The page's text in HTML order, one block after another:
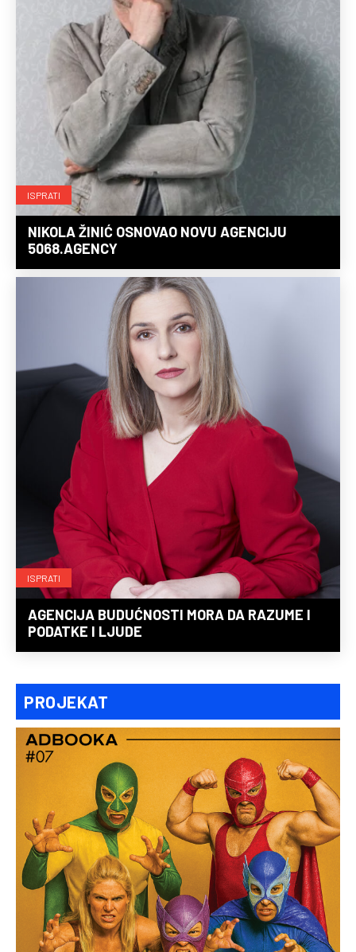
ISPRATI
NIKOLA ŽINIĆ OSNOVAO NOVU AGENCIJU
5068.AGENCY
ISPRATI
AGENCIJA BUDUĆNOSTI MORA DA RAZUME I
PODATKE I LJUDE
PROJEKAT